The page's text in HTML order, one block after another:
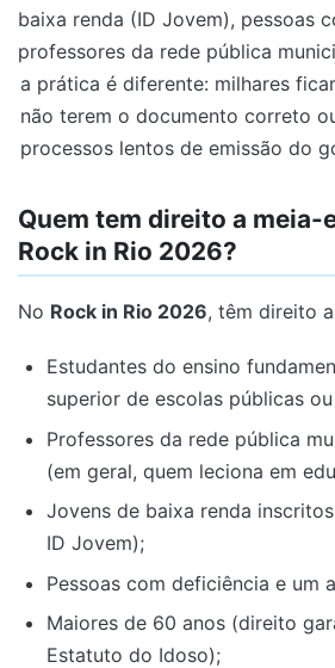
baixa renda (ID Jovem), pessoas
professores da rede pública
a prática é diferente: milhares
não terem o documento correto
processos lentos de emissão do
Quem tem direito a meia-
Rock in Rio 2026?
No Rock in Rio 2026, têm direito
Estudantes do ensino
superior de escolas públicas
Professores da rede pública
(em geral, quem leciona em
Jovens de baixa renda
ID Jovem);
Pessoas com deficiência e um
Maiores de 60 anos (direito
Estatuto do Idoso);